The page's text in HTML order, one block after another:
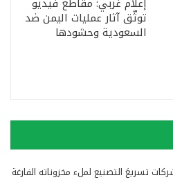
توثّق آثار عمليات اليمن ضد
السعودية وحشودها
تسريعَ التصنيع لملء مخزوناته الفارغة